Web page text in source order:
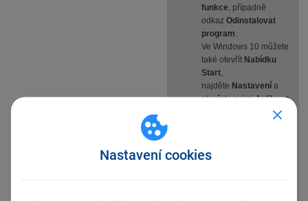
Nastavení cookies
funkce, případně
odkaz Odinstalovat
program.
Ve Windows 10 můžete
také otevřít Nabídku
Start,
najděte Nastavení a
otevřete sekciAplikace.
Office Access